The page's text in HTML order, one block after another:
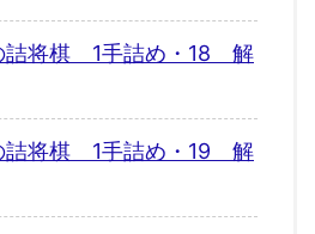
詰将棋 1手詰め・18 解
詰将棋 1手詰め・19 解